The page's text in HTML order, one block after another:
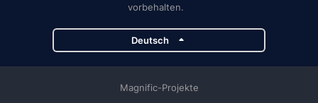
vorbehalten.
Deutsch
Magnific-Projekte